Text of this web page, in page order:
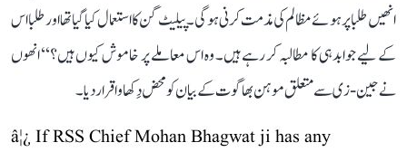
انھیں طلبا پر ہوئے مظالم کی مذمت کرنی ہوگی۔ پیلیٹ گن کا استعمال کیا گیا تھا اور طلبا اس
کے لیے جوابدہی کا مطالبہ کر رہے ہیں۔ وہ اس معاملے پر خاموش کیوں ہیں؟‘‘ انھوں
نے جین-زی سے متعلق موہن بھاگوت کے بیان کو محض دِکھاوا قرار دیا۔
â¦¿ If RSS Chief Mohan Bhagwat ji has any